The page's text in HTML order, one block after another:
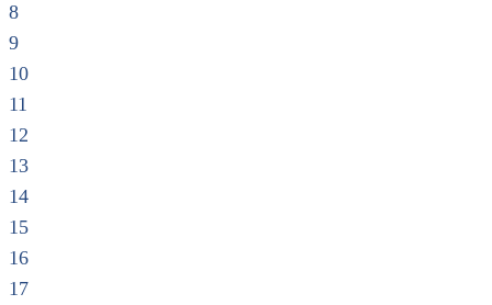
8
9
10
11
12
13
14
15
16
17